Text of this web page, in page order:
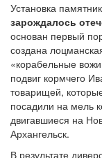
Установка
зарождалось
основан первый
создана
«корабельные
подвиг кормчего
товарищей,
посадили на мель
двигавшиеся на
Архангельск.
В результате